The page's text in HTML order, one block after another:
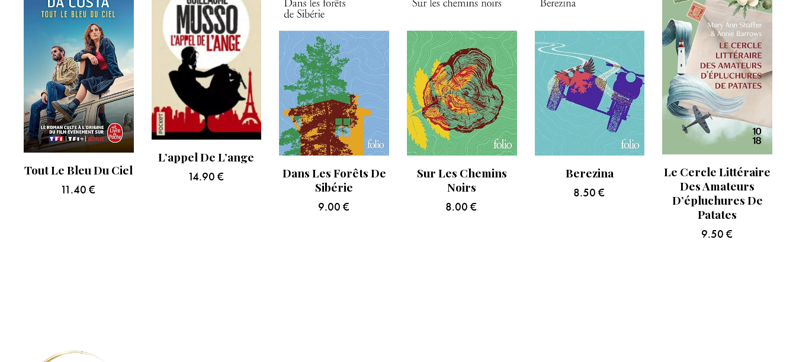
Tout Le Bleu Du Ciel
11.40€
L’appel De L’ange
14.90 €
Dans Les Forêts De
Sibérie
9.00 €
Sur Les Chemins
Noirs
8.00€
Berezina
8.50 €
Le Cercle Littéraire
Des Amateurs
D’épluchures De
Patates
9.50 €